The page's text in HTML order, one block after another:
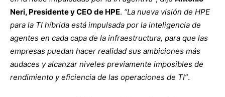
Neri, Presidente y CEO de HPE. “La nueva visión de HPE
para la TI híbrida está impulsada por la inteligencia de
agentes en cada capa de la infraestructura, para que las
empresas puedan hacer realidad sus ambiciones más
audaces y alcanzar niveles previamente imposibles de
rendimiento y eficiencia de las operaciones de TI”.